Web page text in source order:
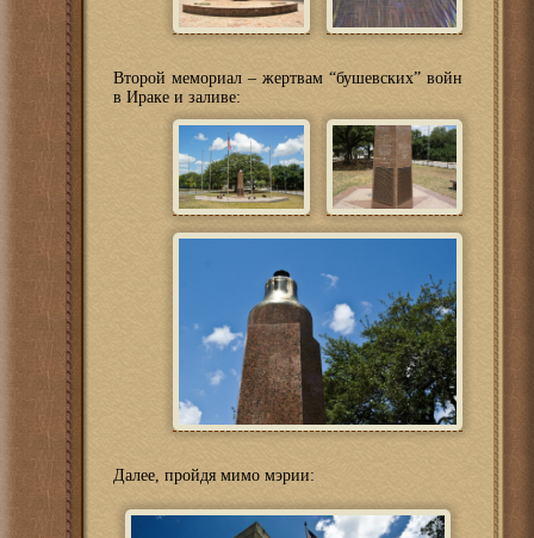
Второй мемориал – жертвам “бушевских” войн
в Ираке и заливе:
Далее, пройдя мимо мэрии: